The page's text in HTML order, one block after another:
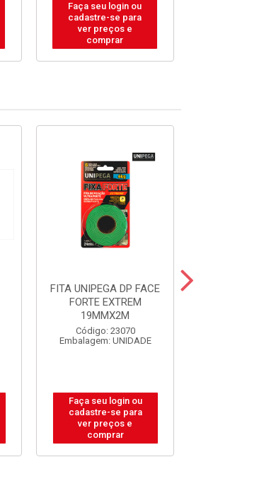
Faça seu login ou
cadastre-se para
ver preços e
comprar
FITA UNIPEGA DP FACE
FORTE EXTREM
19MMX2M
Código: 23070
Embalagem: UNIDADE
Faça seu login ou
cadastre-se para
ver preços e
comprar